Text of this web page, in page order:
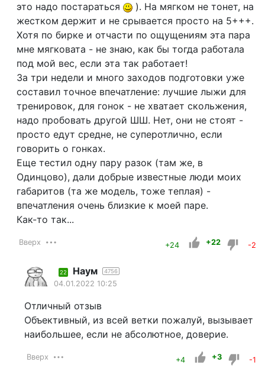
это надо постараться
). На мягком не тонет, на
жестком держит и не срывается просто на 5+++.
Хотя по бирке и отчасти по ощущениям эта пара
мне мягковата - не знаю, как бы тогда работала
под мой вес, если эта так работает!
За три недели и много заходов подготовки уже
составил точное впечатление: лучшие лыжи для
тренировок, для гонок - не хватает скольжения,
надо пробовать другой ШШ. Нет, они не стоят -
просто едут средне, не суперотлично, если
говорить о гонках.
Еще тестил одну пару разок (там же, в
Одинцово), дали добрые известные люди моих
габаритов (та же модель, тоже теплая) -
впечатления очень близкие к моей паре.
Как-то так...
Вверх +24 +22 -2
22 Наум 4756
04.01.2022 10:25
Отличный отзыв
Объективный, из всей ветки пожалуй, вызывает
наибольшее, если не абсолютное, доверие.
Вверх +4 +3 -1